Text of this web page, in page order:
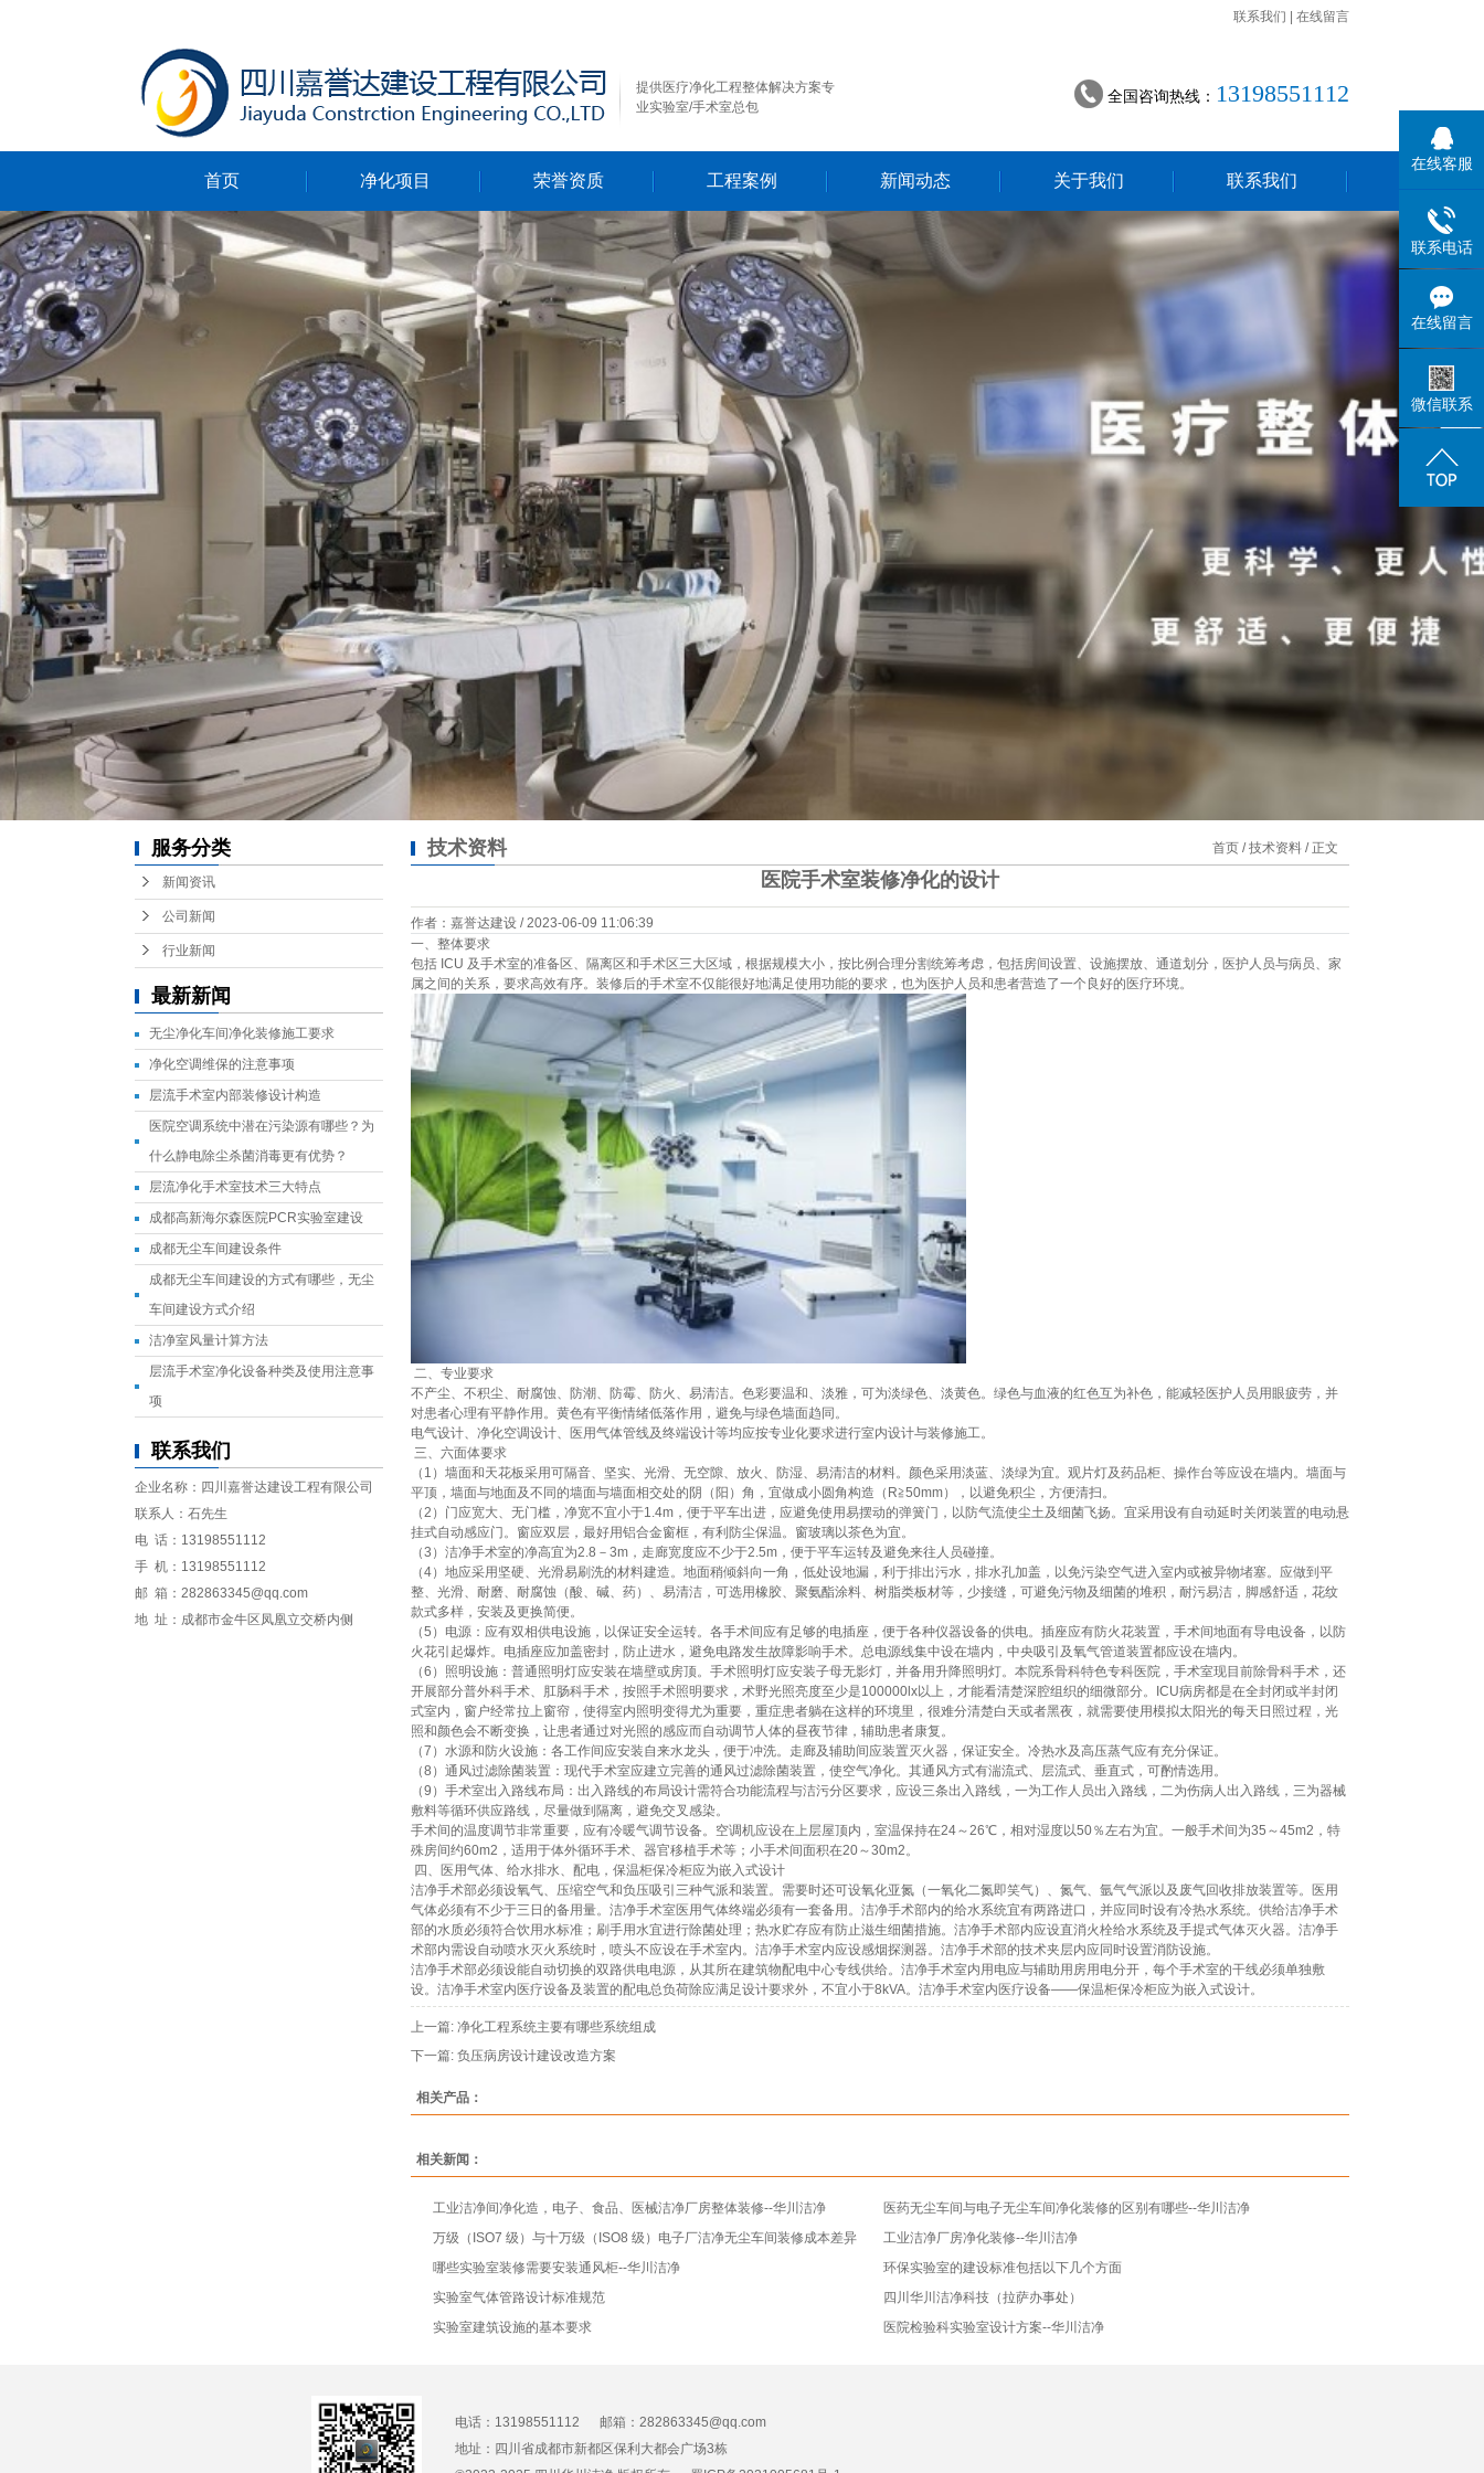
联系我们 在线留言
提供医疗净化工程整体解决方案专
业实验室/手术室总包
全国咨询热线： 13198551112
首页 净化项目
净化无尘车间
净化ICU病房
净化手术室
净化实验室
荣誉资质 工程案例 新闻动态
行业新闻
公司新闻
关于我们 联系我们
技术资料 首页 /技术资料 / 正文
医院手术室装修净化的设计
作者：嘉誉达建设 / 2023-06-09 11:06:39
一、整体要求
包括 ICU 及手术室的准备区、隔离区和手术区三大区域，根据规模大小，按比例合理分割统筹考虑，包括房间设置、设施摆放、通道划分，医护人员与病员、家
属之间的关系，要求高效有序。装修后的手术室不仅能很好地满足使用功能的要求，也为医护人员和患者营造了一个良好的医疗环境。
二、专业要求
不产尘、不积尘、耐腐蚀、防潮、防霉、防火、易清洁。色彩要温和、淡雅，可为淡绿色、淡黄色。绿色与血液的红色互为补色，能减轻医护人员用眼疲劳，并
对患者心理有平静作用。黄色有平衡情绪低落作用，避免与绿色墙面趋同。
电气设计、净化空调设计、医用气体管线及终端设计等均应按专业化要求进行室内设计与装修施工。
三、六面体要求
（1）墙面和天花板采用可隔音、坚实、光滑、无空隙、放火、防湿、易清洁的材料。颜色采用淡蓝、淡绿为宜。观片灯及药品柜、操作台等应设在墙内。墙面与
平顶，墙面与地面及不同的墙面与墙面相交处的阴（阳）角，宜做成小圆角构造（R≧50mm），以避免积尘，方便清扫。
（2）门应宽大、无门槛，净宽不宜小于1.4m，便于平车出进，应避免使用易摆动的弹簧门，以防气流使尘土及细菌飞扬。宜采用设有自动延时关闭装置的电动悬
挂式自动感应门。窗应双层，最好用铝合金窗框，有利防尘保温。窗玻璃以茶色为宜。
（3）洁净手术室的净高宜为2.8－3m，走廊宽度应不少于2.5m，便于平车运转及避免来往人员碰撞。
（4）地应采用坚硬、光滑易刷洗的材料建造。地面稍倾斜向一角，低处设地漏，利于排出污水，排水孔加盖，以免污染空气进入室内或被异物堵塞。应做到平
整、光滑、耐磨、耐腐蚀（酸、碱、药）、易清洁，可选用橡胶、聚氨酯涂料、树脂类板材等，少接缝，可避免污物及细菌的堆积，耐污易洁，脚感舒适，花纹
款式多样，安装及更换简便。
（5）电源：应有双相供电设施，以保证安全运转。各手术间应有足够的电插座，便于各种仪器设备的供电。插座应有防火花装置，手术间地面有导电设备，以防
火花引起爆炸。电插座应加盖密封，防止进水，避免电路发生故障影响手术。总电源线集中设在墙内，中央吸引及氧气管道装置都应设在墙内。
（6）照明设施：普通照明灯应安装在墙壁或房顶。手术照明灯应安装子母无影灯，并备用升降照明灯。本院系骨科特色专科医院，手术室现目前除骨科手术，还
开展部分普外科手术、肛肠科手术，按照手术照明要求，术野光照亮度至少是100000lx以上，才能看清楚深腔组织的细微部分。ICU病房都是在全封闭或半封闭
式室内，窗户经常拉上窗帘，使得室内照明变得尤为重要，重症患者躺在这样的环境里，很难分清楚白天或者黑夜，就需要使用模拟太阳光的每天日照过程，光
照和颜色会不断变换，让患者通过对光照的感应而自动调节人体的昼夜节律，辅助患者康复。
（7）水源和防火设施：各工作间应安装自来水龙头，便于冲洗。走廊及辅助间应装置灭火器，保证安全。冷热水及高压蒸气应有充分保证。
（8）通风过滤除菌装置：现代手术室应建立完善的通风过滤除菌装置，使空气净化。其通风方式有湍流式、层流式、垂直式，可酌情选用。
（9）手术室出入路线布局：出入路线的布局设计需符合功能流程与洁污分区要求，应设三条出入路线，一为工作人员出入路线，二为伤病人出入路线，三为器械
敷料等循环供应路线，尽量做到隔离，避免交叉感染。
手术间的温度调节非常重要，应有冷暖气调节设备。空调机应设在上层屋顶内，室温保持在24～26℃，相对湿度以50％左右为宜。一般手术间为35～45m2，特
殊房间约60m2，适用于体外循环手术、器官移植手术等；小手术间面积在20～30m2。
四、医用气体、给水排水、配电，保温柜保冷柜应为嵌入式设计
洁净手术部必须设氧气、压缩空气和负压吸引三种气派和装置。需要时还可设氧化亚氮（一氧化二氮即笑气）、氮气、氩气气派以及废气回收排放装置等。医用
气体必须有不少于三日的备用量。洁净手术室医用气体终端必须有一套备用。洁净手术部内的给水系统宜有两路进口，并应同时设有冷热水系统。供给洁净手术
部的水质必须符合饮用水标准；刷手用水宜进行除菌处理；热水贮存应有防止滋生细菌措施。洁净手术部内应设直消火栓给水系统及手提式气体灭火器。洁净手
术部内需设自动喷水灭火系统时，喷头不应设在手术室内。洁净手术室内应设感烟探测器。洁净手术部的技术夹层内应同时设置消防设施。
洁净手术部必须设能自动切换的双路供电电源，从其所在建筑物配电中心专线供给。洁净手术室内用电应与辅助用房用电分开，每个手术室的干线必须单独敷
设。洁净手术室内医疗设备及装置的配电总负荷除应满足设计要求外，不宜小于8kVA。洁净手术室内医疗设备——保温柜保冷柜应为嵌入式设计。
上一篇: 净化工程系统主要有哪些系统组成
下一篇: 负压病房设计建设改造方案
相关产品：
相关新闻：
工业洁净间净化造，电子、食品、医械洁净厂房整体装修--华川洁净
医药无尘车间与电子无尘车间净化装修的区别有哪些--华川洁净
万级（ISO7 级）与十万级（ISO8 级）电子厂洁净无尘车间装修成本差异
工业洁净厂房净化装修--华川洁净
哪些实验室装修需要安装通风柜--华川洁净
环保实验室的建设标准包括以下几个方面
实验室气体管路设计标准规范
四川华川洁净科技（拉萨办事处）
实验室建筑设施的基本要求
医院检验科实验室设计方案--华川洁净
服务分类
新闻资讯
公司新闻
行业新闻
最新新闻
无尘净化车间净化装修施工要求
净化空调维保的注意事项
层流手术室内部装修设计构造
医院空调系统中潜在污染源有哪些？为
什么静电除尘杀菌消毒更有优势？
层流净化手术室技术三大特点
成都高新海尔森医院PCR实验室建设
成都无尘车间建设条件
成都无尘车间建设的方式有哪些，无尘
车间建设方式介绍
洁净室风量计算方法
层流手术室净化设备种类及使用注意事
项
联系我们
企业名称：四川嘉誉达建设工程有限公司
联系人：石先生
电 话：13198551112
手 机：13198551112
邮 箱：282863345@qq.com
地 址：成都市金牛区凤凰立交桥内侧
电话：13198551112 邮箱：282863345@qq.com
地址：四川省成都市新都区保利大都会广场3栋
在线客服
联系电话
在线留言
微信联系